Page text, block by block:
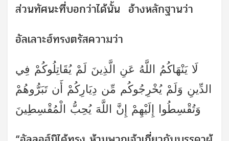
ส่วนทัศนะที่บอกว่าได้นั้น อ้างหลักฐานว่า
อัลเลาะฮ์ทรงตรัสความว่า
لَا يَنْهَاكُمُ اللَّهُ عَنِ الَّذِينَ لَمْ يُقَاتِلُوكُمْ فِي
الدِّينِ وَلَمْ يُخْرِجُوكُم مِّن دِيَارِكُمْ أَن تَبَرُّوهُمْ
وَتُقْسِطُوا إِلَيْهِمْ إِنَّ اللَّهَ يُحِبُّ الْمُقْسِطِينَ